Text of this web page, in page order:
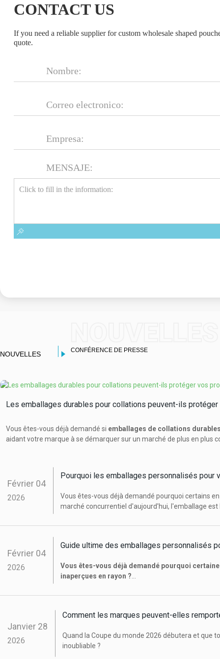
CONTACT US
If you need a reliable supplier for custom wholesale shaped
quote.
MENSAJE:
NOUVELLES
CONFÉRENCE DE PRESSE
Les emballages durables pour collations peuvent-ils
Vous êtes-vous déjà demandé si emballages de collations
aidant votre marque à se démarquer sur un marché de plus en plus
Février 04
2026
Pourquoi les emballages personnalisés
Vous êtes-vous déjà demandé pourquoi certains
marché concurrentiel d'aujourd'hui, l'emballage
Février 04
2026
Guide ultime des emballages personnalisés
Vous êtes-vous déjà demandé pourquoi
inaperçues en rayon ?
performance et centrée sur la marque.emballage
Janvier 28
2026
Comment les marques peuvent-elles
Quand la Coupe du monde 2026 débutera et que
inoubliable ?